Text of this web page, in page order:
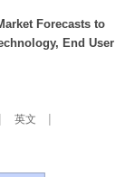
Forecasts to
End User
| 英文 |